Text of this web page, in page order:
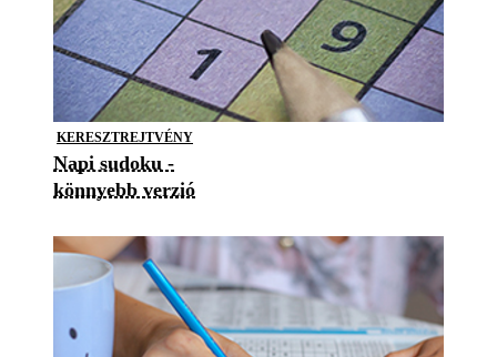
KERESZTREJTVÉNY
Napi sudoku -
könnyebb verzió